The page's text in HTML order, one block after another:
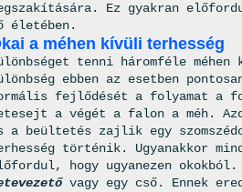
Ez gyakran
életében.
a méhen kívüli terhesség
tenni háromféle
ebben az esetben
fejlődését a folyamat a
a végét a falon a méh.
a beültetés zajlik egy
történik. Ugyanakkor
hogy ugyanezen
vagy egy cső. Ennek